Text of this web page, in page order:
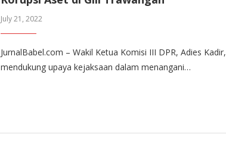
July 21, 2022
JurnalBabel.com – Wakil Ketua Komisi III DPR, Adies Kadir,
mendukung upaya kejaksaan dalam menangani…